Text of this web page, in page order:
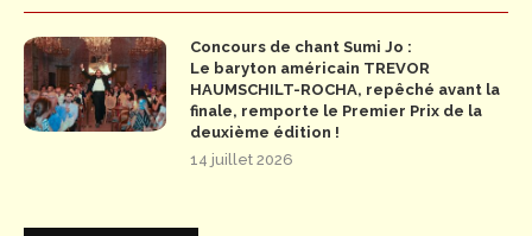
Concours de chant Sumi Jo :
Le baryton américain TREVOR
HAUMSCHILT-ROCHA, repêché avant la
finale, remporte le Premier Prix de la
deuxième édition !
14 juillet 2026